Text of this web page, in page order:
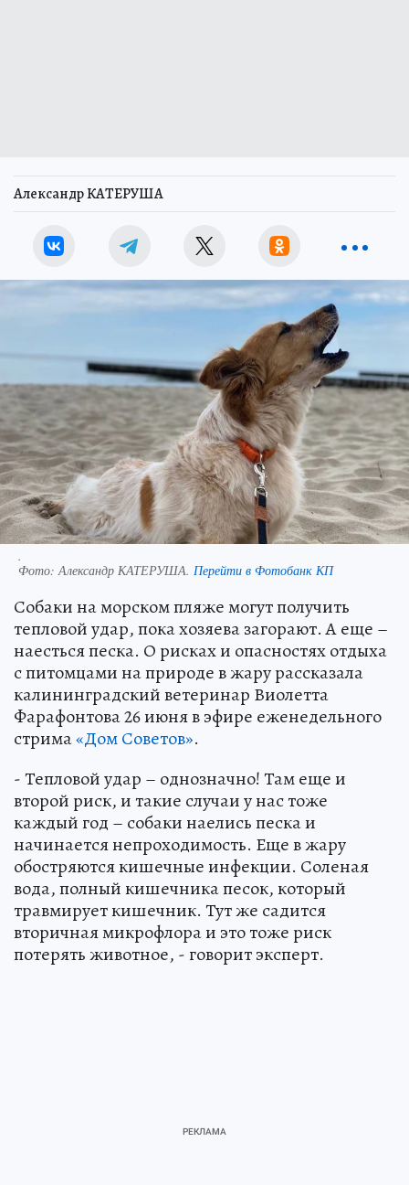
Александр КАТЕРУША
.
Фото:Александр КАТЕРУША. Перейти в Фотобанк КП
Собаки на морском пляже могут получить
тепловой удар, пока хозяева загорают. А еще –
наесться песка. О рисках и опасностях отдыха
с питомцами на природе в жару рассказала
калининградский ветеринар Виолетта
Фарафонтова 26 июня в эфире еженедельного
стрима«Дом Советов».
- Тепловой удар – однозначно! Там еще и
второй риск, и такие случаи у нас тоже
каждый год – собаки наелись песка и
начинается непроходимость. Еще в жару
обостряются кишечные инфекции. Соленая
вода, полный кишечника песок, который
травмирует кишечник. Тут же садится
вторичная микрофлора и это тоже риск
потерять животное, - говорит эксперт.